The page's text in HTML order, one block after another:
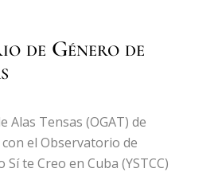
de Género de
Alas Tensas (OGAT) de
el Observatorio de
Sí te Creo en Cuba (YSTCC)